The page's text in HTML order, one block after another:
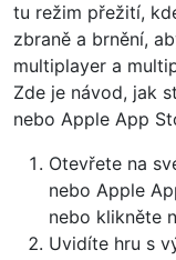
tu režim přežití,
zbraně a brnění,
multiplayer a
Zde je návod, jak
nebo Apple App
Otevřete na
nebo Apple
nebo klikněte
Uvidíte hru s